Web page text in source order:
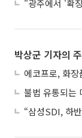
박상군 기자의
불법 유통되는